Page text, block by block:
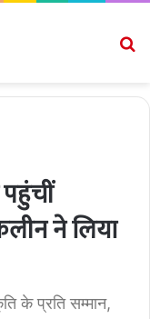
ने लिया
के प्रति सम्मान,